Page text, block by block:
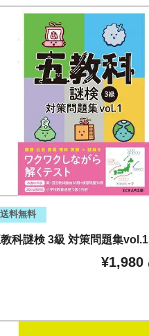
送料無料
科謎検 3級 対策問題集vol.1
¥1,980